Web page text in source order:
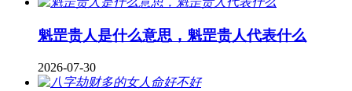
魁罡贵人是什么意思，魁罡贵人代表什么
2026-07-30